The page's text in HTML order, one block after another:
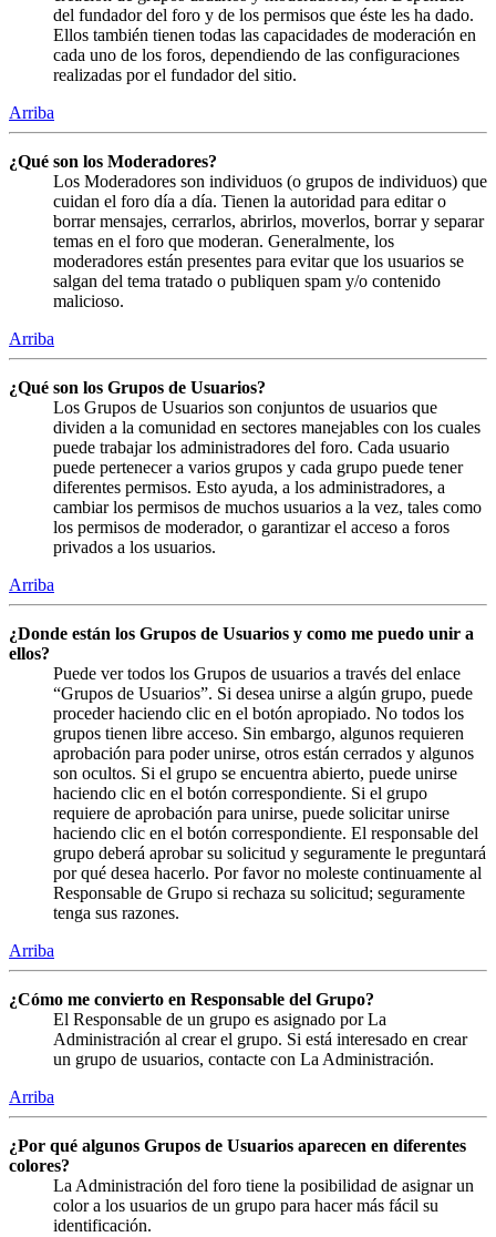
del fundador del foro y de los permisos que éste les ha dado.
Ellos también tienen todas las capacidades de moderación en
cada uno de los foros, dependiendo de las configuraciones
realizadas por el fundador del sitio.
Arriba
¿Qué son los Moderadores?
Los Moderadores son individuos (o grupos de individuos) que
cuidan el foro día a día. Tienen la autoridad para editar o
borrar mensajes, cerrarlos, abrirlos, moverlos, borrar y separar
temas en el foro que moderan. Generalmente, los
moderadores están presentes para evitar que los usuarios se
salgan del tema tratado o publiquen spam y/o contenido
malicioso.
Arriba
¿Qué son los Grupos de Usuarios?
Los Grupos de Usuarios son conjuntos de usuarios que
dividen a la comunidad en sectores manejables con los cuales
puede trabajar los administradores del foro. Cada usuario
puede pertenecer a varios grupos y cada grupo puede tener
diferentes permisos. Esto ayuda, a los administradores, a
cambiar los permisos de muchos usuarios a la vez, tales como
los permisos de moderador, o garantizar el acceso a foros
privados a los usuarios.
Arriba
¿Donde están los Grupos de Usuarios y como me puedo unir a
ellos?
Puede ver todos los Grupos de usuarios a través del enlace
“Grupos de Usuarios”. Si desea unirse a algún grupo, puede
proceder haciendo clic en el botón apropiado. No todos los
grupos tienen libre acceso. Sin embargo, algunos requieren
aprobación para poder unirse, otros están cerrados y algunos
son ocultos. Si el grupo se encuentra abierto, puede unirse
haciendo clic en el botón correspondiente. Si el grupo
requiere de aprobación para unirse, puede solicitar unirse
haciendo clic en el botón correspondiente. El responsable del
grupo deberá aprobar su solicitud y seguramente le preguntará
por qué desea hacerlo. Por favor no moleste continuamente al
Responsable de Grupo si rechaza su solicitud; seguramente
tenga sus razones.
Arriba
¿Cómo me convierto en Responsable del Grupo?
El Responsable de un grupo es asignado por La
Administración al crear el grupo. Si está interesado en crear
un grupo de usuarios, contacte con La Administración.
Arriba
¿Por qué algunos Grupos de Usuarios aparecen en diferentes
colores?
La Administración del foro tiene la posibilidad de asignar un
color a los usuarios de un grupo para hacer más fácil su
identificación.